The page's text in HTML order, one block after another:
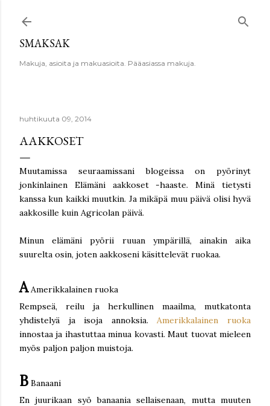
SMAKSAK
Makuja, asioita ja makuasioita. Pääasiassa makuja.
huhtikuuta 09, 2014
AAKKOSET
Muutamissa seuraamissani blogeissa on pyörinyt
jonkinlainen Elämäni aakkoset -haaste. Minä tietysti
kanssa kun kaikki muutkin. Ja mikäpä muu päivä olisi hyvä
aakkosille kuin Agricolan päivä.
Minun elämäni pyörii ruuan ympärillä, ainakin aika
suurelta osin, joten aakkoseni käsittelevät ruokaa.
AAmerikkalainen ruoka
Rempseä, reilu ja herkullinen maailma, mutkatonta
yhdistelyä ja isoja annoksia.Amerikkalainen ruoka
innostaa ja ihastuttaa minua kovasti. Maut tuovat mieleen
myös paljon paljon muistoja.
B Banaani
En juurikaan syö banaania sellaisenaan, mutta muuten